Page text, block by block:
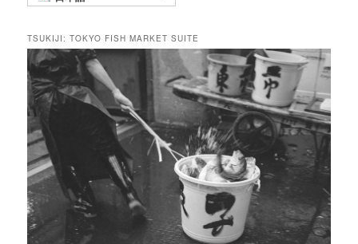
TSUKIJI: TOKYO FISH MARKET SUITE